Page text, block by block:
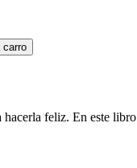
feliz. En este